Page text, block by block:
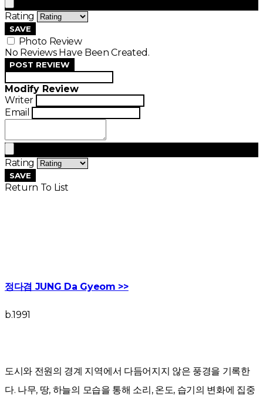
Rating
SAVE
Photo Review
No Reviews Have Been Created.
POST REVIEW
Modify Review
Writer
Email
Rating
SAVE
Return To List
정다겸 JUNG Da Gyeom >>
b.1991
도시와 전원의 경계 지역에서 다듬어지지 않은 풍경을 기록한
다. 나무, 땅, 하늘의 모습을 통해 소리, 온도, 습기의 변화에 집중